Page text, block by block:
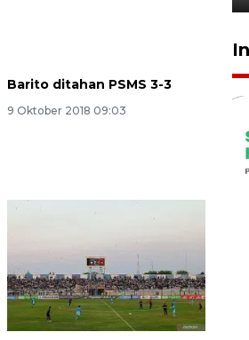
Barito ditahan PSMS 3-3